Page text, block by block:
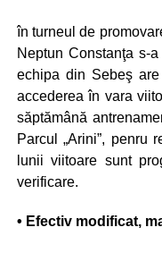
în turneul de
Neptun Constanţa s-
echipa din Sebeş
accederea în vara
săptămână
Parcul „Arini”, penru
lunii viitoare sunt
verificare.
• Efectiv modificat,